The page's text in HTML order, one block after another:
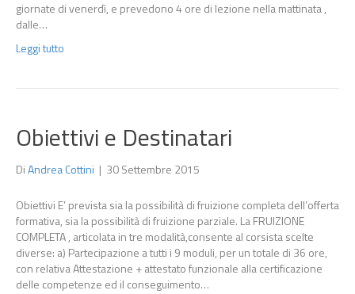
giornate di venerdì, e prevedono 4 ore di lezione nella mattinata ,
dalle…
Leggi tutto
Obiettivi e Destinatari
DiAndrea Cottini | 30 Settembre 2015
Obiettivi E’ prevista sia la possibilità di fruizione completa dell’offerta
formativa, sia la possibilità di fruizione parziale. La FRUIZIONE
COMPLETA , articolata in tre modalità,consente al corsista scelte
diverse: a) Partecipazione a tutti i 9 moduli, per un totale di 36 ore,
con relativa Attestazione + attestato funzionale alla certificazione
delle competenze ed il conseguimento…